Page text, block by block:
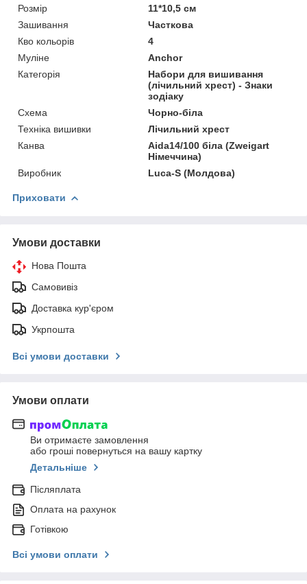
Розмір
11*10,5 см
Зашивання
Часткова
Кво кольорів
4
Муліне
Anchor
Категорія
Набори для вишивання
(лічильний хрест) - Знаки
зодіаку
Схема
Чорно-біла
Техніка вишивки
Лічильний хрест
Канва
Aida14/100 біла (Zweigart
Німеччина)
Виробник
Luca-S (Молдова)
Приховати
Умови доставки
Нова Пошта
Самовивіз
Доставка кур'єром
Укрпошта
Всі умови доставки
Умови оплати
Ви отримаєте замовлення
або гроші повернуться на вашу картку
Детальніше
Післяплата
Оплата на рахунок
Готівкою
Всі умови оплати